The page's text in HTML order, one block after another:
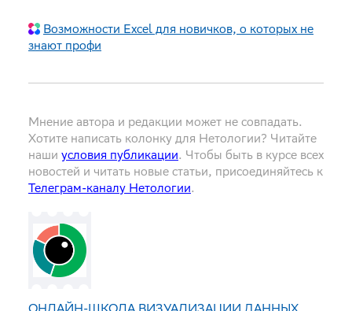
Возможности Excel для новичков, о которых не
знают профи
Мнение автора и редакции может не совпадать.
Хотите написать колонку для Нетологии? Читайте
наши условия публикации. Чтобы быть в курсе всех
новостей и читать новые статьи, присоединяйтесь к
Телеграм-каналу Нетологии.